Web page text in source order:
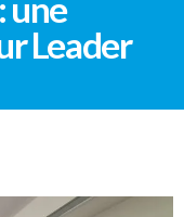
une
Leader